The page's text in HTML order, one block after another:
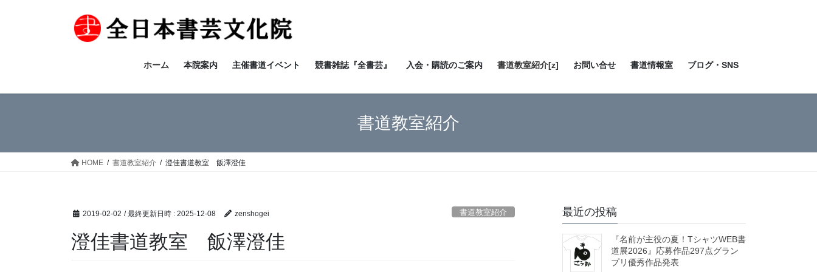
ス
ン
ホーム 本院案内 主催書道イベント 競書雑誌『全書芸』 入会・購読のご案内 書道教室紹介[z] お問い合せ 書道情報室 ブログ・SNS
書道教室紹介
HOME 書道教室紹介 澄佳書道教室 飯澤澄佳
2019-02-02 / 最終更新日時 : 2025-12-08 zenshogei 書道教室紹介
澄佳書道教室 飯澤澄佳
最近の投稿
『名前が主役の夏！TシャツWEB書
道展2026』応募作品297点グラン
プリ優秀作品発表